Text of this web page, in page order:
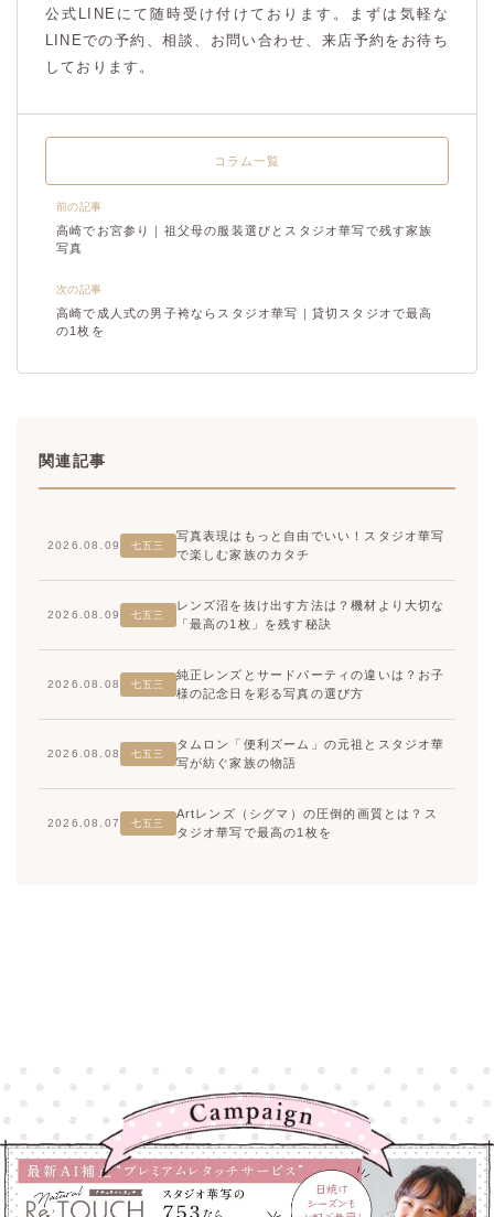
公式LINEにて随時受け付けております。まずは気軽な
LINEでの予約、相談、お問い合わせ、来店予約をお待ち
しております。
前の記事
高崎でお宮参り｜祖父母の服装選びとスタジオ華写で残す家族
写真
コラム一覧
次の記事
高崎で成人式の男子袴ならスタジオ華写｜貸切スタジオで最高
の1枚を
関連記事
2026.08.09 七五三
写真表現はもっと自由でいい！スタジオ華写
で楽しむ家族のカタチ
2026.08.09 七五三
レンズ沼を抜け出す方法は？機材より大切な
「最高の1枚」を残す秘訣
2026.08.08 七五三
純正レンズとサードパーティの違いは？お子
様の記念日を彩る写真の選び方
2026.08.08 七五三
タムロン「便利ズーム」の元祖とスタジオ華
写が紡ぐ家族の物語
2026.08.07 七五三
Artレンズ（シグマ）の圧倒的画質とは？ス
タジオ華写で最高の1枚を